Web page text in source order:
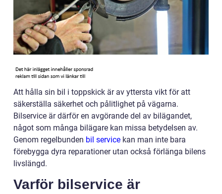
Att hålla sin bil i toppskick är av yttersta vikt för att
säkerställa säkerhet och pålitlighet på vägarna.
Bilservice är därför en avgörande del av bilägandet,
något som många bilägare kan missa betydelsen av.
Genom regelbunden bil service kan man inte bara
förebygga dyra reparationer utan också förlänga bilens
livslängd.
Varför bilservice är